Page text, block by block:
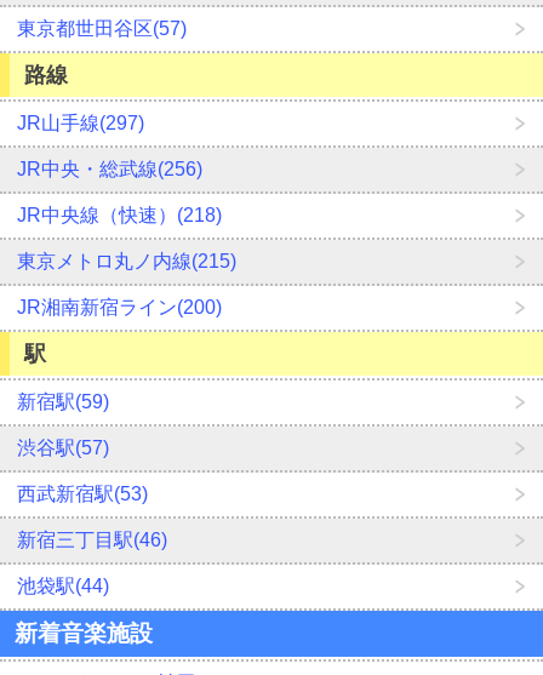
東京都世田谷区(57)
路線
JR山手線(297)
JR中央・総武線(256)
JR中央線（快速）(218)
東京メトロ丸ノ内線(215)
JR湘南新宿ライン(200)
駅
新宿駅(59)
渋谷駅(57)
西武新宿駅(53)
新宿三丁目駅(46)
池袋駅(44)
新着音楽施設